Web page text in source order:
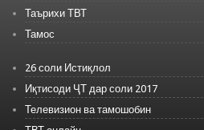
Таърихи ТВТ
Тамос
26 соли Истиқлол
Иқтисоди ҶТ дар соли 2017
Телевизион ва тамошобин